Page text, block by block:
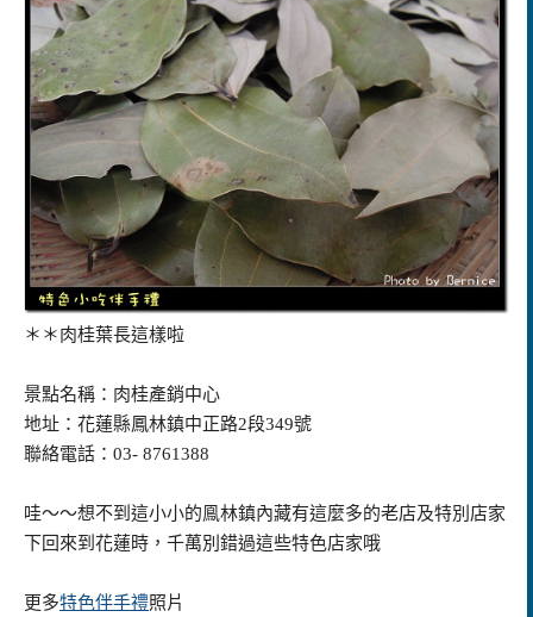
＊＊肉桂葉長這樣啦
景點名稱：肉桂產銷中心
地址：花蓮縣鳳林鎮中正路2段349號
聯絡電話：03- 8761388
哇～～想不到這小小的鳯林鎮內藏有這麼多的老店及特別店家
下回來到花蓮時，千萬別錯過這些特色店家哦
更多特色伴手禮照片